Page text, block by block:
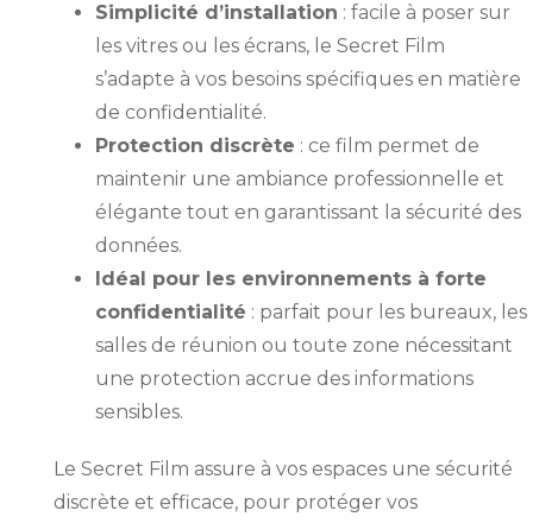
Simplicité d’installation : facile à poser sur
les vitres ou les écrans, le Secret Film
s’adapte à vos besoins spécifiques en matière
de confidentialité.
Protection discrète : ce film permet de
maintenir une ambiance professionnelle et
élégante tout en garantissant la sécurité des
données.
Idéal pour les environnements à forte
confidentialité : parfait pour les bureaux, les
salles de réunion ou toute zone nécessitant
une protection accrue des informations
sensibles.
Le Secret Film assure à vos espaces une sécurité
discrète et efficace, pour protéger vos